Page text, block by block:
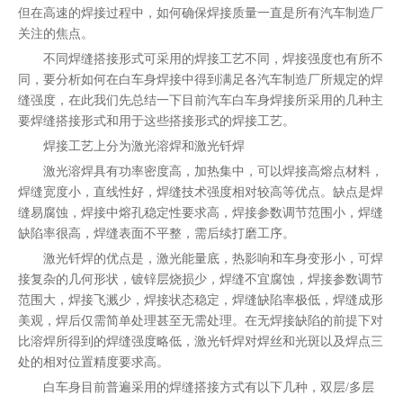
但在高速的焊接过程中，如何确保焊接质量一直是所有汽车制造厂
关注的焦点。
不同焊缝搭接形式可采用的焊接工艺不同，焊接强度也有所不
同，要分析如何在白车身焊接中得到满足各汽车制造厂所规定的焊
缝强度，在此我们先总结一下目前汽车白车身焊接所采用的几种主
要焊缝搭接形式和用于这些搭接形式的焊接工艺。
焊接工艺上分为激光溶焊和激光钎焊
激光溶焊具有功率密度高，加热集中，可以焊接高熔点材料，
焊缝宽度小，直线性好，焊缝技术强度相对较高等优点。缺点是焊
缝易腐蚀，焊接中熔孔稳定性要求高，焊接参数调节范围小，焊缝
缺陷率很高，焊缝表面不平整，需后续打磨工序。
激光钎焊的优点是，激光能量底，热影响和车身变形小，可焊
接复杂的几何形状，镀锌层烧损少，焊缝不宜腐蚀，焊接参数调节
范围大，焊接飞溅少，焊接状态稳定，焊缝缺陷率极低，焊缝成形
美观，焊后仅需简单处理甚至无需处理。在无焊接缺陷的前提下对
比溶焊所得到的焊缝强度略低，激光钎焊对焊丝和光斑以及焊点三
处的相对位置精度要求高。
白车身目前普遍采用的焊缝搭接方式有以下几种，双层/多层